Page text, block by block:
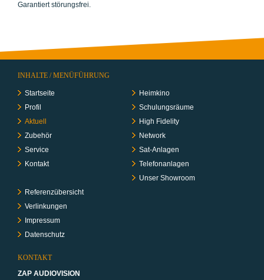
Garantiert störungsfrei.
INHALTE / MENÜFÜHRUNG
Startseite
Profil
Aktuell
Zubehör
Service
Kontakt
Heimkino
Schulungs­räume
High Fidelity
Network
Sat-Anlagen
Telefon­anlagen
Unser Showroom
Referenzübersicht
Verlinkungen
Impressum
Datenschutz
KONTAKT
ZAP AUDIOVISION